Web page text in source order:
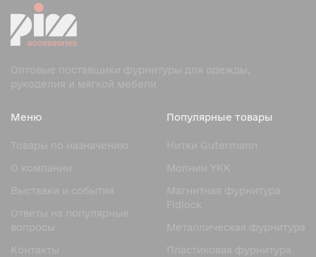
Оптовые поставщики фурнитуры для одежды,
рукоделия и мягкой мебели
Меню
Товары по назначению
О компании
Выставки и события
Ответы на популярные
вопросы
Контакты
Популярные товары
Нитки Gutermann
Молнии YKK
Магнитная фурнитура
Fidlock
Металлическая фурнитура
Пластиковая фурнитура